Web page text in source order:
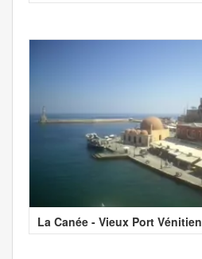
La Canée - Vieux Port Vénitien